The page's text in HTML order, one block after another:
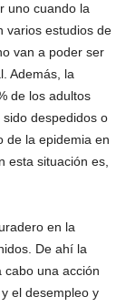
uno cuando la
varios estudios de
van a poder ser
Además, la
de los adultos
despedidos o
de la epidemia en
esta situación es,
en la
De ahí la
cabo una acción
el desempleo y